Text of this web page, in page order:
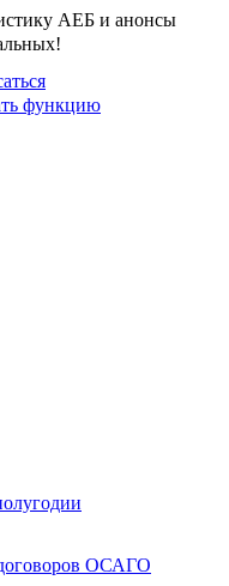
АЕБ и анонсы
ОСАГО